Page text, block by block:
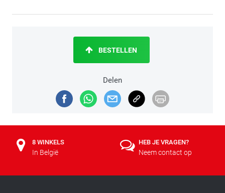
Delen
BESTELLEN
8 WINKELS
In België
HEB JE VRAGEN?
Neem contact op